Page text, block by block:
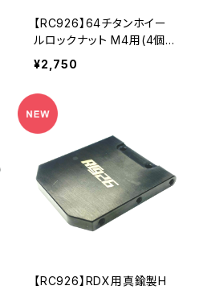
【RC926】64チタンホイー
ルロックナット M4用(4個
入り） KN-LN01
¥2,750
【RC926】RDX用真鍮製H